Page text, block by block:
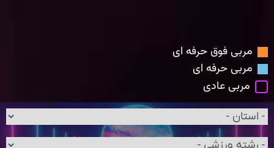
مربی فوق حرفه ای
مربی حرفه ای
مربی عادی